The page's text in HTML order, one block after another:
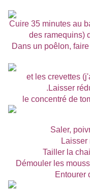
Cuire 35 minutes au
des ramequins)
Dans un poêlon,
et les crevettes
.Laisser
le concentré de
Saler,
Laisser
Tailler la
Démouler les
Entourer